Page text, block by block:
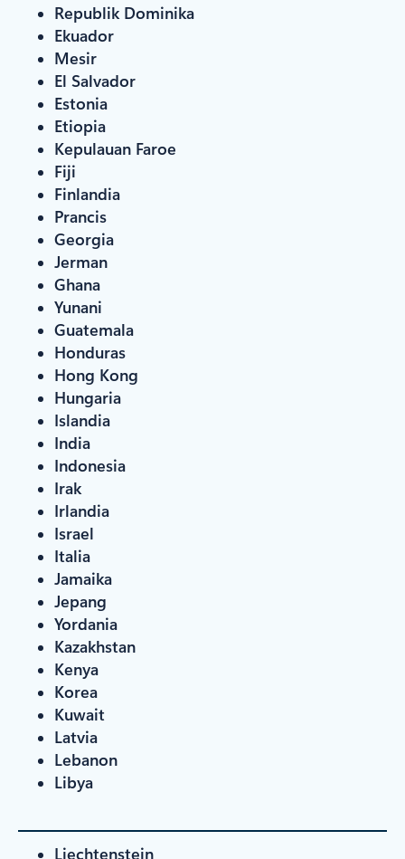
Republik Dominika
Ekuador
Mesir
El Salvador
Estonia
Etiopia
Kepulauan Faroe
Fiji
Finlandia
Prancis
Georgia
Jerman
Ghana
Yunani
Guatemala
Honduras
Hong Kong
Hungaria
Islandia
India
Indonesia
Irak
Irlandia
Israel
Italia
Jamaika
Jepang
Yordania
Kazakhstan
Kenya
Korea
Kuwait
Latvia
Lebanon
Libya
Liechtenstein